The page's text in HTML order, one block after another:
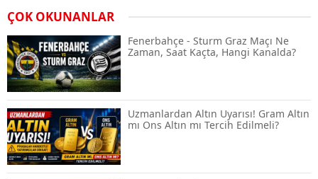
Airdrop Nasıl Alınır? Kripto Para Airdrop
Rehberi ve Güvenli Katılım Yöntemleri
Spot ve Vadeli İşlem Arasındaki Farklar |
Hangi Piyasa Sizin İçin Daha Uygun?
ABD-İran Anlaşması Sonrası Altın
Rekora Koştu, Petrol Fiyatları Sert Düştü
ÇOK OKUNANLAR
Fenerbahçe - Sturm Graz Maçı Ne
Zaman, Saat Kaçta, Hangi Kanalda?
Uzmanlardan Altın Uyarısı! Gram Altın
mı Ons Altın mı Tercih Edilmeli?